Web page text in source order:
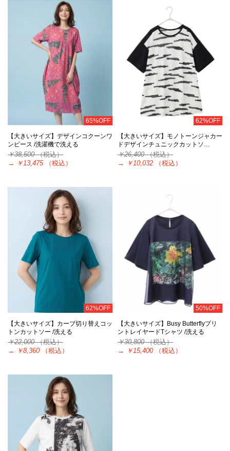
65%OFF
【大きいサイズ】デザインコクーンワ
ンピース /洗濯機で洗える
￥38,500（税込）
→
￥13,475 （税込）
62%OFF
【大きいサイズ】モノトーンジャカー
ドデザインチュニックカットソ…
￥26,400（税込）
→
￥10,032 （税込）
62%OFF
【大きいサイズ】カーブ切り替えコッ
トンカットソー /洗える
￥22,000（税込）
→
￥8,360 （税込）
50%OFF
【大きいサイズ】Busy Butterflyプリ
ントレイヤードTシャツ /洗える
￥30,800（税込）
→
￥15,400 （税込）